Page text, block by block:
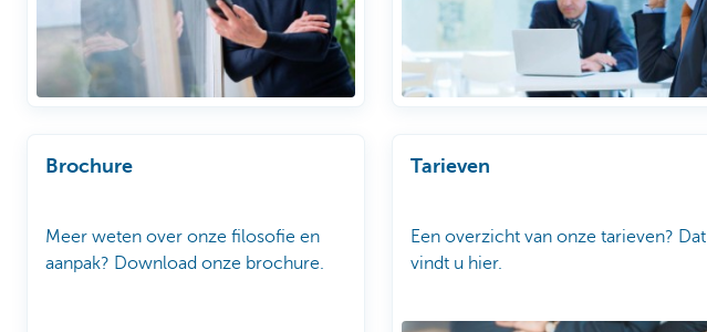
Brochure
Meer weten over onze filosofie en
aanpak? Download onze brochure.
Tarieven
Een overzicht van onze tarieven? Dat
vindt u hier.